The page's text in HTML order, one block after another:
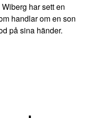
har sett en
handlar om en son
på sina händer.